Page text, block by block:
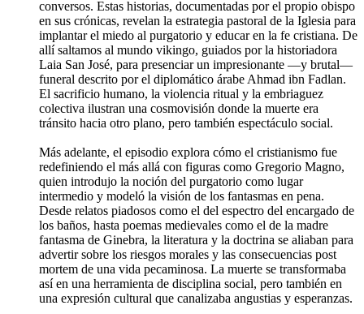
conversos. Estas historias, documentadas por el propio obispo
en sus crónicas, revelan la estrategia pastoral de la Iglesia para
implantar el miedo al purgatorio y educar en la fe cristiana. De
allí saltamos al mundo vikingo, guiados por la historiadora
Laia San José, para presenciar un impresionante —y brutal—
funeral descrito por el diplomático árabe Ahmad ibn Fadlan.
El sacrificio humano, la violencia ritual y la embriaguez
colectiva ilustran una cosmovisión donde la muerte era
tránsito hacia otro plano, pero también espectáculo social.
Más adelante, el episodio explora cómo el cristianismo fue
redefiniendo el más allá con figuras como Gregorio Magno,
quien introdujo la noción del purgatorio como lugar
intermedio y modeló la visión de los fantasmas en pena.
Desde relatos piadosos como el del espectro del encargado de
los baños, hasta poemas medievales como el de la madre
fantasma de Ginebra, la literatura y la doctrina se aliaban para
advertir sobre los riesgos morales y las consecuencias post
mortem de una vida pecaminosa. La muerte se transformaba
así en una herramienta de disciplina social, pero también en
una expresión cultural que canalizaba angustias y esperanzas.